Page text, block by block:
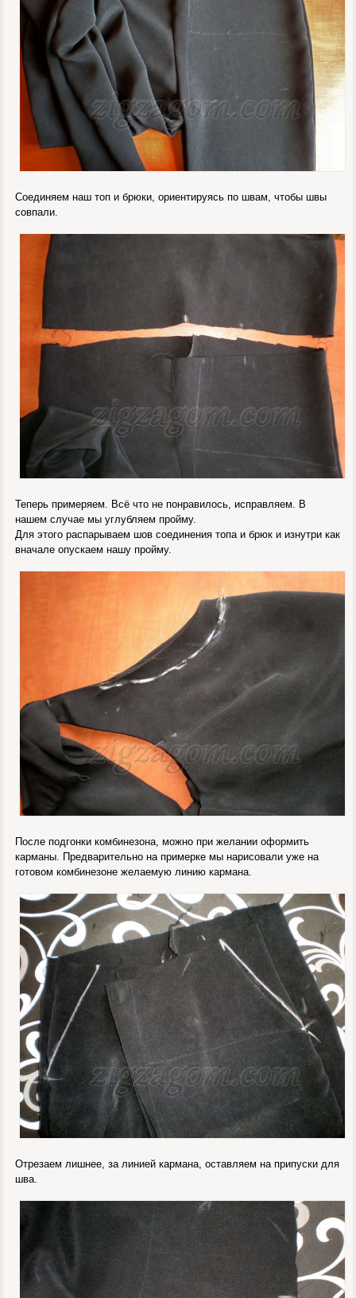
Соединяем наш топ и брюки, ориентируясь по швам, чтобы швы
совпали.
Теперь примеряем. Всё что не понравилось, исправляем. В
нашем случае мы углубляем пройму.
Для этого распарываем шов соединения топа и брюк и изнутри как
вначале опускаем нашу пройму.
После подгонки комбинезона, можно при желании оформить
карманы. Предварительно на примерке мы нарисовали уже на
готовом комбинезоне желаемую линию кармана.
Отрезаем лишнее, за линией кармана, оставляем на припуски для
шва.